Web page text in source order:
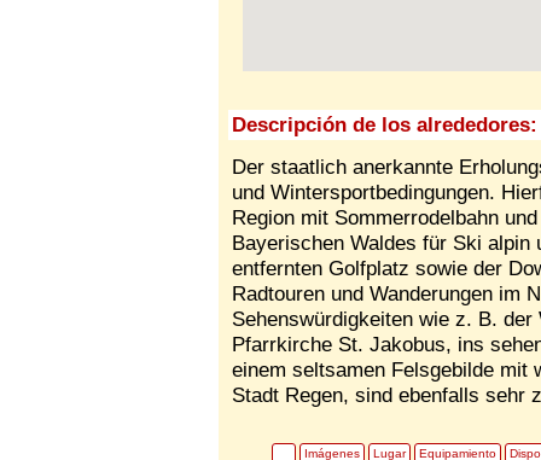
Descripción de los alrededores:
Der staatlich anerkannte
und Wintersportbedingungen.
Region mit Sommerrodelbahn
Bayerischen Waldes für Ski
entfernten Golfplatz sowie der
Radtouren und Wanderungen im
Sehenswürdigkeiten wie z. B.
Pfarrkirche St. Jakobus, ins
einem seltsamen Felsgebilde mit
Stadt Regen, sind ebenfalls sehr
Imágenes Lugar Equipamiento